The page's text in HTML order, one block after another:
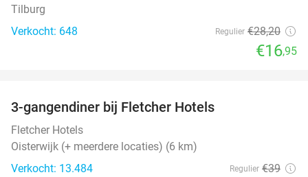
Tilburg
Verkocht: 648
Regulier €28,20
€16,95
3-gangendiner bij Fletcher Hotels
Fletcher Hotels
Oisterwijk (+ meerdere locaties) (6 km)
Verkocht: 13.484
Regulier €39